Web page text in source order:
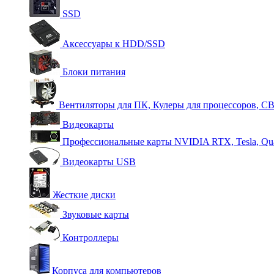
SSD
Аксессуары к HDD/SSD
Блоки питания
Вентиляторы для ПК, Кулеры для процессоров,
Видеокарты
Профессиональные карты NVIDIA RTX, Tesla,
Видеокарты USB
Жесткие диски
Звуковые карты
Контроллеры
Корпуса для компьютеров